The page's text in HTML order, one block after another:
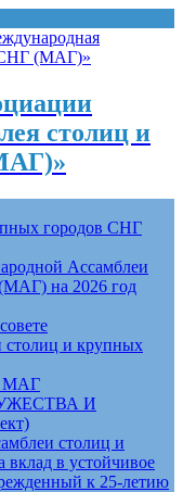
столиц и
городов СНГ
Ассамблеи
на 2026 год
и крупных
МАГ
И
столиц и
в устойчивое
к 25-летию